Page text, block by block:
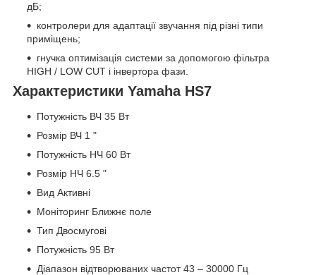
дБ;
контролери для адаптації звучання під різні типи
приміщень;
гнучка оптимізація системи за допомогою фільтра
HIGH / LOW CUT і інвертора фази.
Характеристики Yamaha HS7
Потужність ВЧ 35 Вт
Розмір ВЧ 1 "
Потужність НЧ 60 Вт
Розмір НЧ 6.5 "
Вид Активні
Моніторинг Ближнє поле
Тип Двосмугові
Потужність 95 Вт
Діапазон відтворюваних частот 43 – 30000 Гц